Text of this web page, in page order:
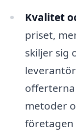
Kvalitet
priset,
skiljer sig
offerterna
metoder
företagen